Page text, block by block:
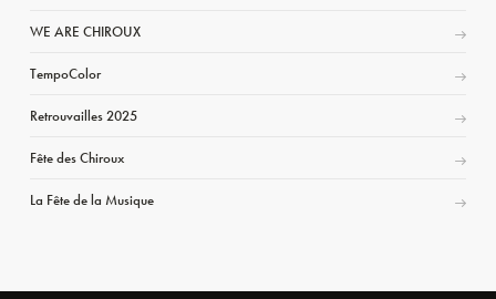
WE ARE CHIROUX
TempoColor
Retrouvailles 2025
Fête des Chiroux
La Fête de la Musique